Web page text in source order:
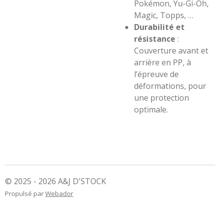
Pokémon, Yu-Gi-Oh,
Magic, Topps, …
Durabilité et
résistance :
Couverture avant et
arrière en PP, à
l’épreuve de
déformations, pour
une protection
optimale.
© 2025 - 2026 A&J D'STOCK
Propulsé parWebador